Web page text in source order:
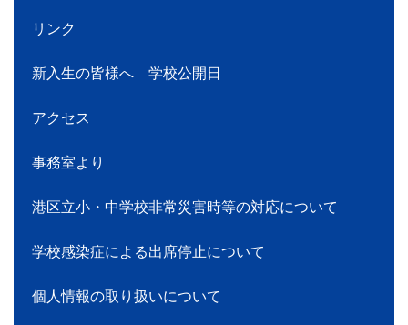
進路状況
学校のきまり
生徒会より
部活動
リンク
新入生の皆様へ 学校公開日
アクセス